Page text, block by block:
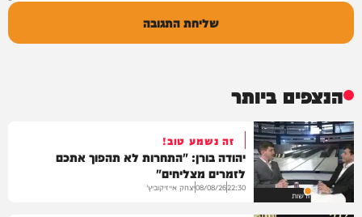
שליחת התגובה
הנצפים ביותר
חדשות
זה נשמע טוב!
יהודה בורן: "התחרות לא תהפוך אתכם
לזמרים מצליחים"
22:30
08/08/26יצחק אייזיקוביץ'